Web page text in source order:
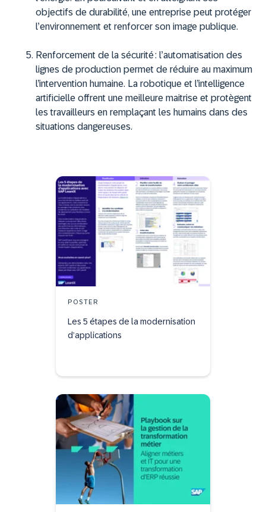
objectifs de durabilité, une entreprise peut protéger
l’environnement et renforcer son image publique.
Renforcement de la sécurité : l’automatisation des
lignes de production permet de réduire au maximum
l’intervention humaine. La robotique et l’intelligence
artificielle offrent une meilleure maitrise et protègent
les travailleurs en remplaçant les humains dans des
situations dangereuses.
POSTER
Les 5 étapes de la modernisation
d’applications